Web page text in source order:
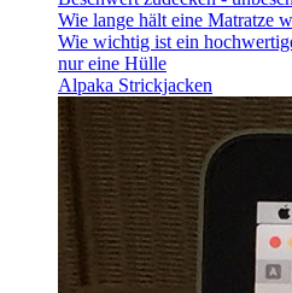
Wie lange hält eine Matratze
Wie wichtig ist ein
nur eine Hülle
Alpaka Strickjacken